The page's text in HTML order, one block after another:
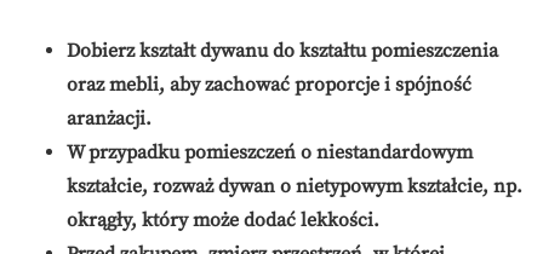
Dobierz kształt dywanu do kształtu pomieszczenia
oraz mebli, aby zachować proporcje i spójność
aranżacji.
W przypadku pomieszczeń o niestandardowym
kształcie, rozważ dywan o nietypowym kształcie, np.
okrągły, który może dodać lekkości.